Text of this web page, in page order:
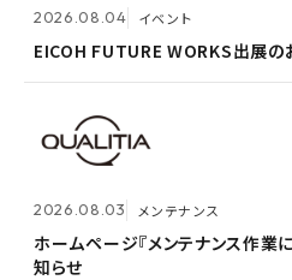
2026.08.04 イベント
EICOH FUTURE WORKS出展の
2026.08.03 メンテナンス
ホームページ『メンテナンス作業
知らせ
催 〜リアルな交流を通じて、経営
がる想いを未来へつなぐ」を体現
Active! gate SS、SaaS型メール
ェア1位を3年連続獲得
2026.08.03 メンテナンス
ホームページ『メンテナンス作業
2026.05.14 メンテナンス
ホームページ『メンテナンス作業